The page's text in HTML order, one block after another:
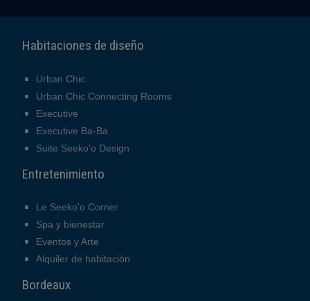
Habitaciones de diseño
Urban Chic
Urban Chic Connecting Rooms
Executive
Executive Ba-Ba
Suite Seeko'o Design
Entretenimiento
Le Seeko'o Corner
Spa y bienestar
Eventos y Arte
Alquiler de habitación
Bordeaux